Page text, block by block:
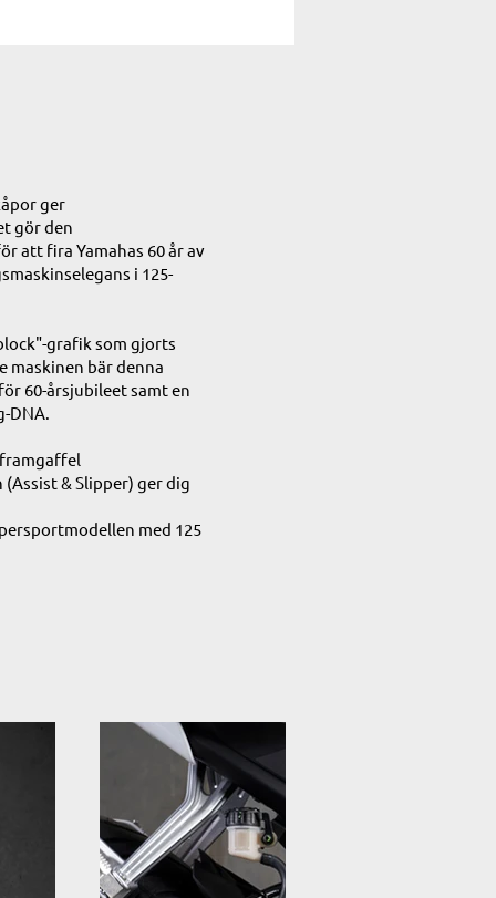
ger
gör den
att fira Yamahas 60 år av
i 125-
grafik som gjorts
maskinen bär denna
60-årsjubileet samt en
DNA.
& Slipper) ger dig
med 125